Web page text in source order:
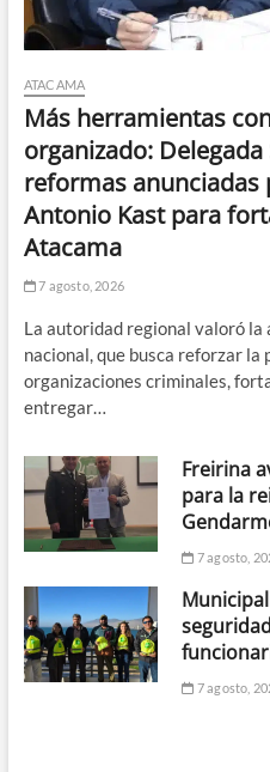
ATACAMA
Más herramientas
organizado:
reformas anunciadas
Antonio Kast para
Atacama
7 agosto, 2026
La autoridad regional valoró la
nacional, que busca reforzar la
organizaciones criminales,
entregar…
Freirina
para la
7 agosto,
7 agosto,